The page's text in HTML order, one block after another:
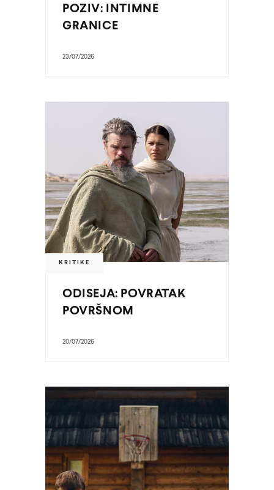
POZIV: INTIMNE
GRANICE
23/07/2026
KRITIKE
ODISEJA: POVRATAK
POVRŠNOM
20/07/2026